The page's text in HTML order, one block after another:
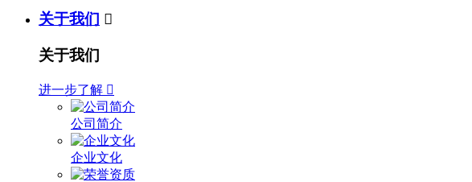
关于我们 
关于我们
进一步了解 
公司简介
企业文化